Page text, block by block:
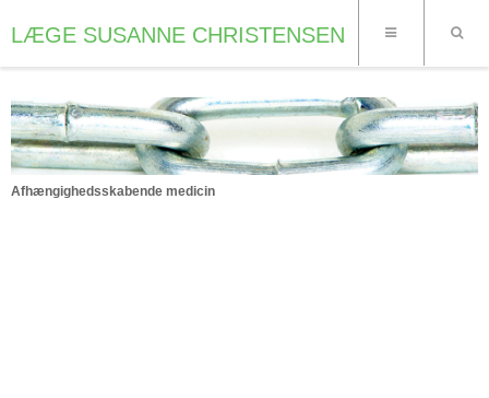
LÆGE SUSANNE CHRISTENSEN
Afhængighedsskabende medicin